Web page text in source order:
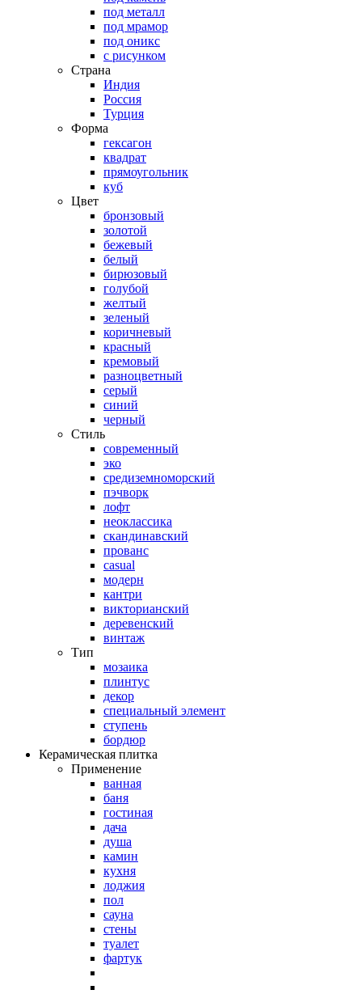
под металл
под мрамор
под оникс
с рисунком
Страна
Индия
Россия
Турция
Форма
гексагон
квадрат
прямоугольник
куб
Цвет
бронзовый
золотой
бежевый
белый
бирюзовый
голубой
желтый
зеленый
коричневый
красный
кремовый
разноцветный
серый
синий
черный
Стиль
современный
эко
средиземноморский
пэчворк
лофт
неоклассика
скандинавский
прованс
casual
модерн
кантри
викторианский
деревенский
винтаж
Тип
мозаика
плинтус
декор
специальный элемент
ступень
бордюр
Керамическая плитка
Применение
ванная
баня
гостиная
дача
душа
камин
кухня
лоджия
пол
сауна
стены
туалет
фартук